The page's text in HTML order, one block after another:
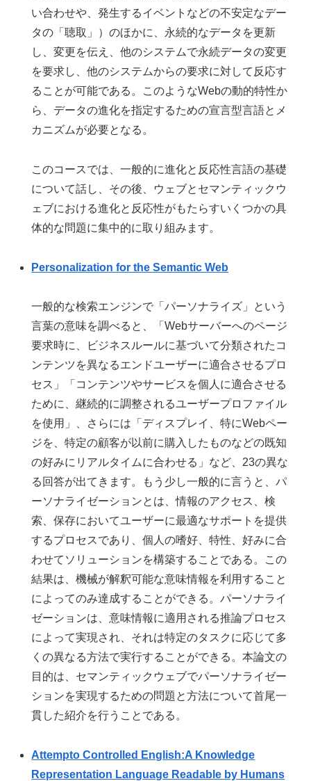
い合わせや、発生するイベントなどの不安定なデー
タの「聴取」）のほかに、永続的なデータを更新
し、変更を伝え、他のシステムで永続データの変更
を要求し、他のシステムからの要求に対して反応す
ることが可能である。このようなWebの動的特性か
ら、データの進化を指定するための宣言型言語とメ
カニズムが必要となる。
このコースでは、一般的に進化と反応性言語の基礎
について話し、その後、ウェブとセマンティックウ
ェブにおける進化と反応性がもたらすいくつかの具
体的な問題に集中的に取り組みます。
Personalization for the Semantic Web
一般的な検索エンジンで「パーソナライズ」という
言葉の意味を調べると、「Webサーバーへのページ
要求時に、ビジネスルールに基づいて分類されたコ
ンテンツを異なるエンドユーザーに適合させるプロ
セス」「コンテンツやサービスを個人に適合させる
ために、継続的に調整されるユーザープロファイル
を使用」、さらには「ディスプレイ、特にWebペー
ジを、特定の顧客が以前に購入したものなどの既知
の好みにリアルタイムに合わせる」など、23の異な
る回答が出てきます。もう少し一般的に言うと、パ
ーソナライゼーションとは、情報のアクセス、検
索、保存においてユーザーに最適なサポートを提供
するプロセスであり、個人の嗜好、特性、好みに合
わせてソリューションを構築することである。この
結果は、機械が解釈可能な意味情報を利用すること
によってのみ達成することができる。パーソナライ
ゼーションは、意味情報に適用される推論プロセス
によって実現され、それは特定のタスクに応じて多
くの異なる方法で実行することができる。本論文の
目的は、セマンティックウェブでパーソナライゼー
ションを実現するための問題と方法について首尾一
貫した紹介を行うことである。
Attempto Controlled English:A Knowledge
Representation Language Readable by Humans